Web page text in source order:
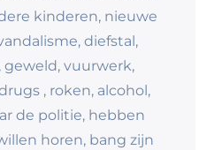
kinderen, nieuwe
diefstal,
geweld, vuurwerk,
, roken, alcohol,
de politie, hebben
horen, bang zijn